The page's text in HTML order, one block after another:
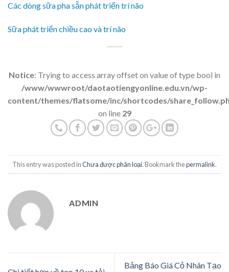
Các dòng sữa pha sẵn phát triển trí não
Sữa phát triển chiều cao và trí não
Notice: Trying to access array offset on value of type bool in
/www/wwwroot/daotaotiengyonline.edu.vn/wp-
content/themes/flatsome/inc/shortcodes/
on line 29
This entry was posted inChưa được phân loại. Bookmark thepermalink.
ADMIN
Bảng Báo Giá Cỏ Nhân Tạo